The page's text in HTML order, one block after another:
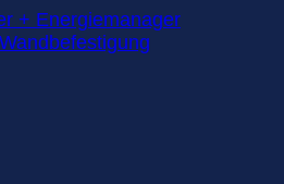
+ Energiemanager